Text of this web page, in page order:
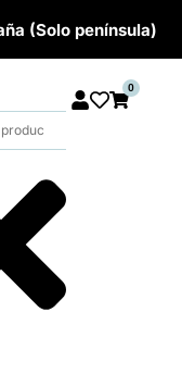
(Solo península)
0